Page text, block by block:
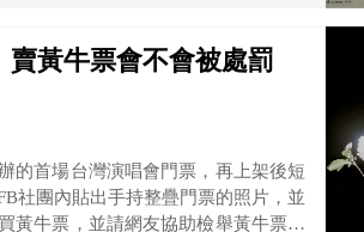
賣黃牛票會不會被處罰
的首場台灣演唱會門票，再上架後短
社團內貼出手持整疊門票的照片，並
黃牛票，並請網友協助檢舉黃牛票，